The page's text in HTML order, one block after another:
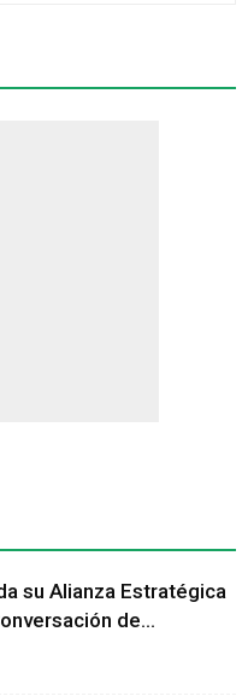
su Alianza Estratégica
de...